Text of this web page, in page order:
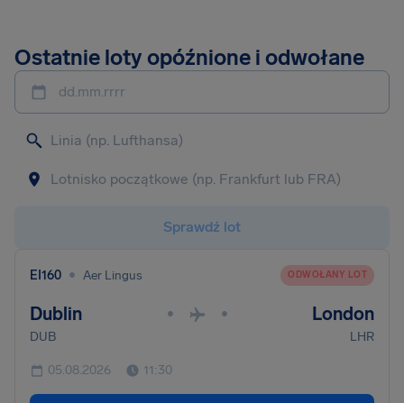
Ostatnie loty opóźnione i odwołane
dd.mm.rrrr
Sprawdź lot
EI160 • Aer Lingus ODWOŁANY LOT
Dublin • • London
DUB LHR
05.08.2026 11:30